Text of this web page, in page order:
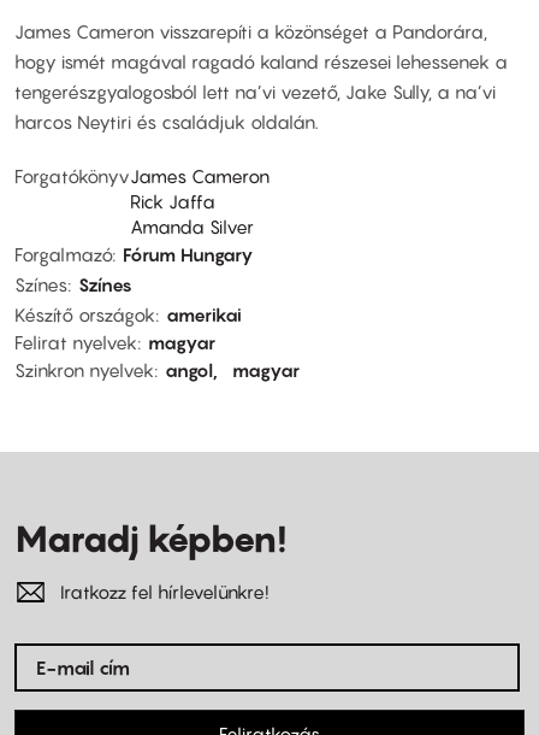
James Cameron visszarepíti a közönséget a Pandorára,
hogy ismét magával ragadó kaland részesei lehessenek a
tengerészgyalogosból lett na’vi vezető, Jake Sully, a na’vi
harcos Neytiri és családjuk oldalán.
ForgatókönyvJames Cameron
Rick Jaffa
Amanda Silver
Forgalmazó Fórum Hungary
Színes Színes
Készítő országok
amerikai
Felirat nyelvek
magyar
Szinkron nyelvek
angol magyar
Maradj képben!
Iratkozz fel hírlevelünkre!